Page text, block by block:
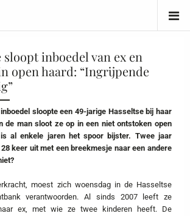
sloopt inboedel van ex en
open haard: “Ingrijpende
sloopte een 49-jarige Hasseltse bij haar
de man sloot ze op in een niet ontstoken open
al enkele jaren het spoor bijster. Twee jaar
keer uit met een breekmesje naar een andere
moest zich woensdag in de Hasseltse
verantwoorden. Al sinds 2007 leeft ze
ex, met wie ze twee kinderen heeft. De